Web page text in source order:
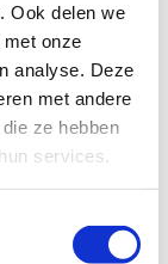
Ook delen we
onze
analyse. Deze
met andere
ze hebben
services.